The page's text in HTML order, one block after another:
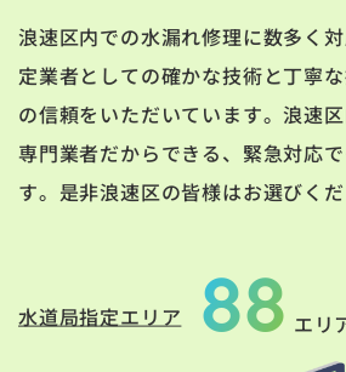
浪速区内での水漏れ修理に数多く
定業者としての確かな技術と丁寧
の信頼をいただいています。浪速
専門業者だからできる、緊急対応
す。是非浪速区の皆様はお選びくだ
水道局指定エリア 88 エリ